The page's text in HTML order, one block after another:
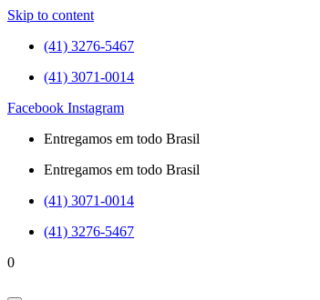
Skip to content
(41) 3276-5467
(41) 3071-0014
Facebook Instagram
Entregamos em todo Brasil
Entregamos em todo Brasil
(41) 3071-0014
(41) 3276-5467
0